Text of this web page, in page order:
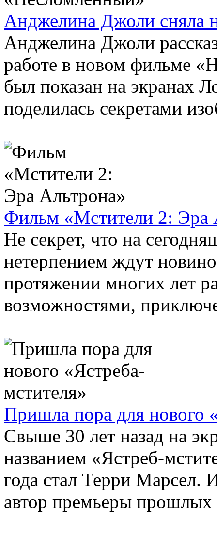
Анджелина Джоли сняла
Анджелина Джоли
работе в новом фильме
был показан на экранах
поделилась секретами
Фильм «Мстители 2: Эра
Не секрет, что на
нетерпением ждут
протяжении многих лет
возможностями,
Пришла пора для нового
Свыше 30 лет назад на
названием «Ястреб-
года стал Терри Марсел.
автор премьеры прошлых